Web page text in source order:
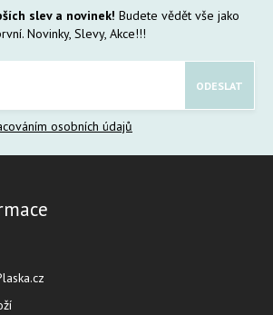
slev a novinek! Budete vědět vše jako
Novinky, Slevy, Akce!!!
osobních údajů